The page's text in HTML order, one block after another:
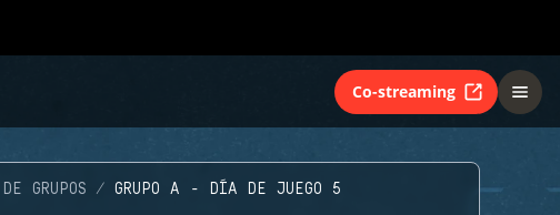
Co-streaming
GRUPOS GRUPO A - DÍA DE JUEGO 5